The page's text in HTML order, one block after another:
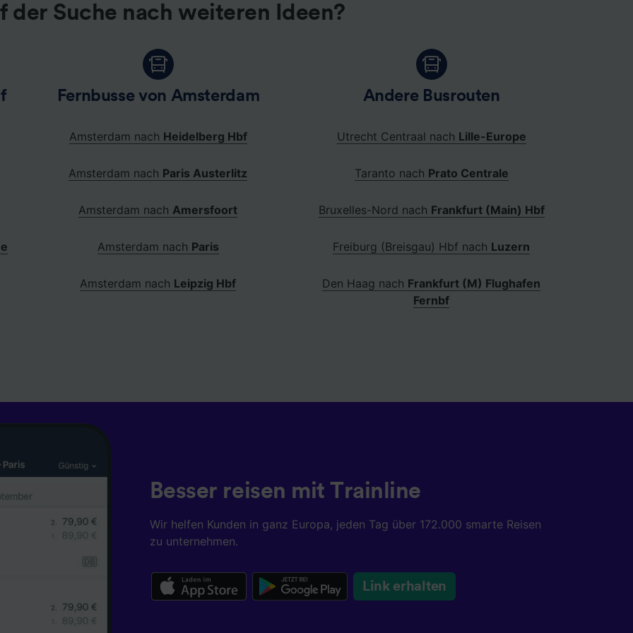
der Suche nach weiteren Ideen?
Fernbusse von Amsterdam
Amsterdam nach Heidelberg Hbf
Amsterdam nach Paris Austerlitz
Amsterdam nachAmersfoort
Amsterdam nach Paris
Amsterdam nach Leipzig Hbf
Andere Busrouten
Utrecht Centraal nach Lille-Europe
Taranto nach Prato Centrale
Bruxelles-Nord nach Frankfurt (Main) Hbf
Freiburg (Breisgau) Hbf nach Luzern
Den Haag nach Frankfurt (M) Flughafen
Fernbf
Besser reisen mit Trainline
Wir helfen Kunden in ganz Europa, jeden Tag über 172.000 smarte Reisen
zu unternehmen.
Link erhalten